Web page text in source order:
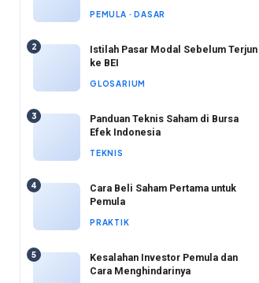
PEMULA · DASAR
2
Istilah Pasar Modal Sebelum Terjun
ke BEI
GLOSARIUM
3
Panduan Teknis Saham di Bursa
Efek Indonesia
TEKNIS
4
Cara Beli Saham Pertama untuk
Pemula
PRAKTIK
5
Kesalahan Investor Pemula dan
Cara Menghindarinya